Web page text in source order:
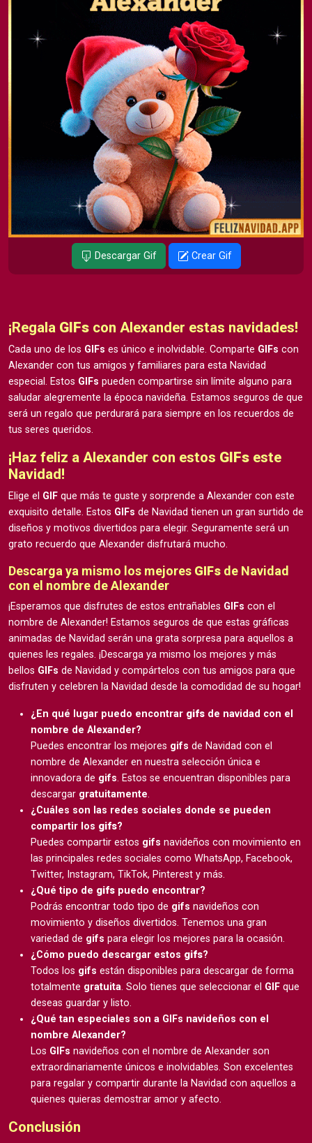
Descargar Gif Crear Gif
¡Regala GIFs con Alexander estas navidades!
Cada uno de los GIFs es único e inolvidable. Comparte GIFs con
Alexander con tus amigos y familiares para esta Navidad
especial. Estos GIFs pueden compartirse sin límite alguno para
saludar alegremente la época navideña. Estamos seguros de que
será un regalo que perdurará para siempre en los recuerdos de
tus seres queridos.
¡Haz feliz a Alexander con estos GIFs este
Navidad!
Elige el GIF que más te guste y sorprende a Alexander con este
exquisito detalle. Estos GIFs de Navidad tienen un gran surtido de
diseños y motivos divertidos para elegir. Seguramente será un
grato recuerdo que Alexander disfrutará mucho.
Descarga ya mismo los mejores GIFs de Navidad
con el nombre de Alexander
¡Esperamos que disfrutes de estos entrañables GIFs con el
nombre de Alexander! Estamos seguros de que estas gráficas
animadas de Navidad serán una grata sorpresa para aquellos a
quienes les regales. ¡Descarga ya mismo los mejores y más
bellos GIFs de Navidad y compártelos con tus amigos para que
disfruten y celebren la Navidad desde la comodidad de su hogar!
¿En qué lugar puedo encontrar gifs de navidad con el
nombre de Alexander?
Puedes encontrar los mejores gifs de Navidad con el
nombre de Alexander en nuestra selección única e
innovadora de gifs. Estos se encuentran disponibles para
descargar gratuitamente.
¿Cuáles son las redes sociales donde se pueden
compartir los gifs?
Puedes compartir estos gifs navideños con movimiento en
las principales redes sociales como WhatsApp, Facebook,
Twitter, Instagram, TikTok, Pinterest y más.
¿Qué tipo de gifs puedo encontrar?
Podrás encontrar todo tipo de gifs navideños con
movimiento y diseños divertidos. Tenemos una gran
variedad de gifs para elegir los mejores para la ocasión.
¿Cómo puedo descargar estos gifs?
Todos los gifs están disponibles para descargar de forma
totalmente gratuita. Solo tienes que seleccionar el GIF que
deseas guardar y listo.
¿Qué tan especiales son a GIFs navideños con el
nombre Alexander?
Los GIFs navideños con el nombre de Alexander son
extraordinariamente únicos e inolvidables. Son excelentes
para regalar y compartir durante la Navidad con aquellos a
quienes quieras demostrar amor y afecto.
Conclusión